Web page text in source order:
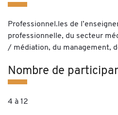
Professionnel.les de
professionnelle, du secteur
/ médiation, du management,
Nombre de
4 à 12